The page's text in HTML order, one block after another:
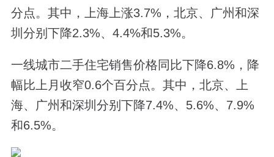
分点。其中，上海上涨3.7%，北京、广州和深
圳分别下降2.3%、4.4%和5.3%。
一线城市二手住宅销售价格同比下降6.8%，降
幅比上月收窄0.6个百分点。其中，北京、上
海、广州和深圳分别下降7.4%、5.6%、7.9%
和6.5%。